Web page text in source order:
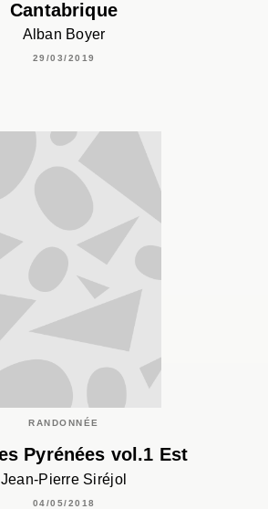
Cantabrique
Alban Boyer
29/03/2019
RANDONNÉE
Pyrénées vol.1 Est
Jean-Pierre Siréjol
04/05/2018